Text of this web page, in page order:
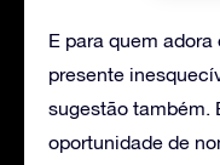
E para quem adora
presente
sugestão também.
oportunidade de